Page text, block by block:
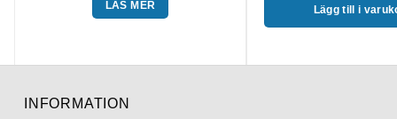
LÄS MER Lägg till i
INFORMATION